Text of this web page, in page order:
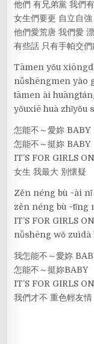
他們 有兄弟黨 我們
女生們要更 自立自強
他們愛荒唐 我們愛
有些話 只有手帕交
Tāmen yǒu
nǚshēngmen yào
tāmen ài
yǒuxiē huà zhǐyǒu
怎能不～愛妳 BABY
怎能不～挺妳 BABY
IT’S FOR GIRLS
女生 我最大 別懷疑
Zěn néng bù ~ài nǐ
zěn néng bù ~tǐng
IT’S FOR GIRLS
nǚshēng wǒ zuìdà
我怎能不～愛妳
怎能不～挺妳BABY
IT’S FOR GIRLS
我們才不 重色輕友情